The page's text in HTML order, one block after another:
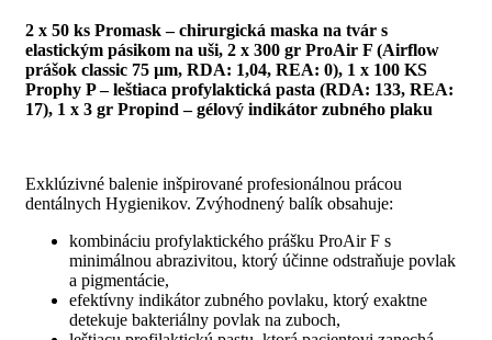
2 x 50 ks Promask – chirurgická maska na tvár s
elastickým pásikom na uši, 2 x 300 gr ProAir F (Airflow
prášok classic 75 µm, RDA: 1,04, REA: 0), 1 x 100 KS
Prophy P – leštiaca profylaktická pasta (RDA: 133, REA:
17), 1 x 3 gr Propind – gélový indikátor zubného plaku
Exklúzivné balenie inšpirované profesionálnou prácou
dentálnych Hygienikov. Zvýhodnený balík obsahuje:
kombináciu profylaktického prášku ProAir F s
minimálnou abrazivitou, ktorý účinne odstraňuje povlak
a pigmentácie,
efektívny indikátor zubného povlaku, ktorý exaktne
detekuje bakteriálny povlak na zuboch,